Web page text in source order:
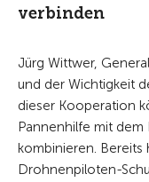
verbinden
Jürg Wittwer,
und der Wichtigkeit
dieser Kooperation
Pannenhilfe mit dem
kombinieren.
Drohnenpiloten-